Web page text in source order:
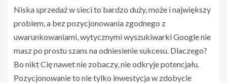
Niska sprzedaż w sieci to bardzo duży, może i największy
problem, a bez pozycjonowania zgodnego z
uwarunkowaniami, wytycznymi wyszukiwarki Google nie
masz po prostu szans na odniesienie sukcesu. Dlaczego?
Bo nikt Cię nawet nie zobaczy, nie odkryje potencjału.
Pozycjonowanie to nie tylko inwestycja w zdobycie